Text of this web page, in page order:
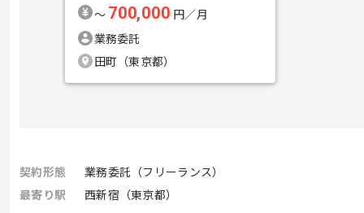
〜 700,000 円／月
業務委託
田町（東京都）
契約形態
業務委託（フリーランス）
最寄り駅
西新宿（東京都）